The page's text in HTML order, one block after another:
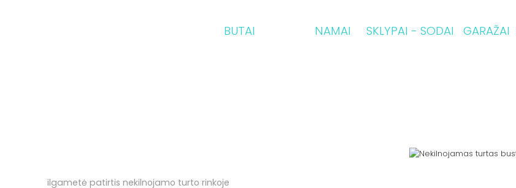
BUTAI NAMAI SKLYPAI - SODAI GARAŽAI
ilgametė patirtis nekilnojamo turto rinkoje